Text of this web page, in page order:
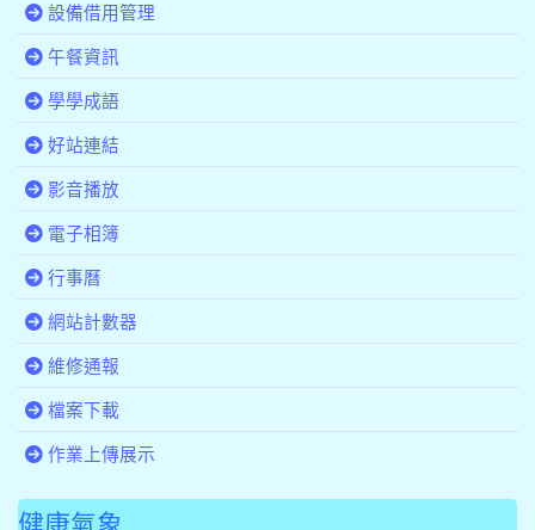
設備借用管理
午餐資訊
學學成語
好站連結
影音播放
電子相簿
行事曆
網站計數器
維修通報
檔案下載
作業上傳展示
健康氣象